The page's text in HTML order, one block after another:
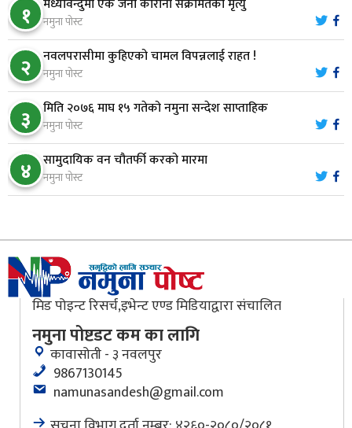
८ नारायणघाट–बुटवल सडकमा ‘क्यानोपी ब्रिज’ निर्माण
९
मौलाकालिकाको १८८२ खुड्किला : आस्था र आरोग्यको‘
‘सर्ट हाइकिङ’
१० वन उद्यममा जोडिँदै नवलपुरका महिला
१ नमुना पोस्ट
२ नवलपरासीमा कुहिएको चामल विपन्नलाई राहत !
नमुना पोस्ट
३ मिति २०७६ माघ १५ गतेको नमुना सन्देश साप्ताहिक
नमुना पोस्ट
४ सामुदायिक वन चौतर्फी करको मारमा
नमुना पोस्ट
मिड पोइन्ट रिसर्च,इभेन्ट एण्ड मिडियाद्वारा संचालित
नमुना पोष्टडट कम का लागि
कावासोती - ३ नवलपुर
9867130145
namunasandesh@gmail.com